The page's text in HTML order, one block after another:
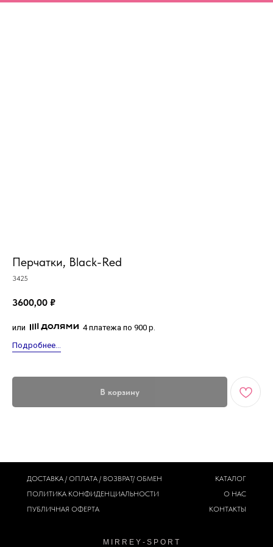
Перчатки, Black-Red
3425
3600,00 ₽
или
4 платежа по 900 р.
Подробнее...
В корзину
M I R R E Y - S P O R T
ДОСТАВКА / ОПЛАТА / ВОЗВРАТ/ ОБМЕН
ПОЛИТИКА КОНФИДЕНЦИАЛЬНОСТИ
ПУБЛИЧНАЯ ОФЕРТА
КАТАЛОГ
О НАС
КОНТАКТЫ